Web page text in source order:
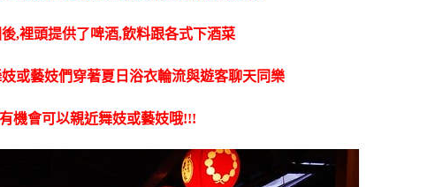
,裡頭提供了啤酒,飲料跟各式下酒菜
或藝妓們穿著夏日浴衣輪流與遊客聊天同樂
機會可以親近舞妓或藝妓哦!!!